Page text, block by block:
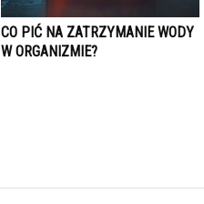
CO PIĆ NA ZATRZYMANIE WODY
W ORGANIZMIE?